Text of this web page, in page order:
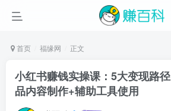
首页 福缘网 正文
小红书赚钱实操课：5大变现路
品内容制作+辅助工具使用